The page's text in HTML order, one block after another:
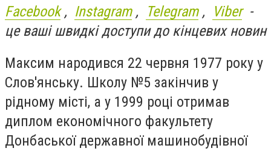
Facebook, Instagram, Telegram, Viber-
це ваші швидкі доступи до кінцевих новин
Максим народився 22 червня 1977 року у
Слов'янську. Школу №5 закінчив у
рідному місті, а у 1999 році отримав
диплом економічного факультету
Донбаської державної машинобудівної